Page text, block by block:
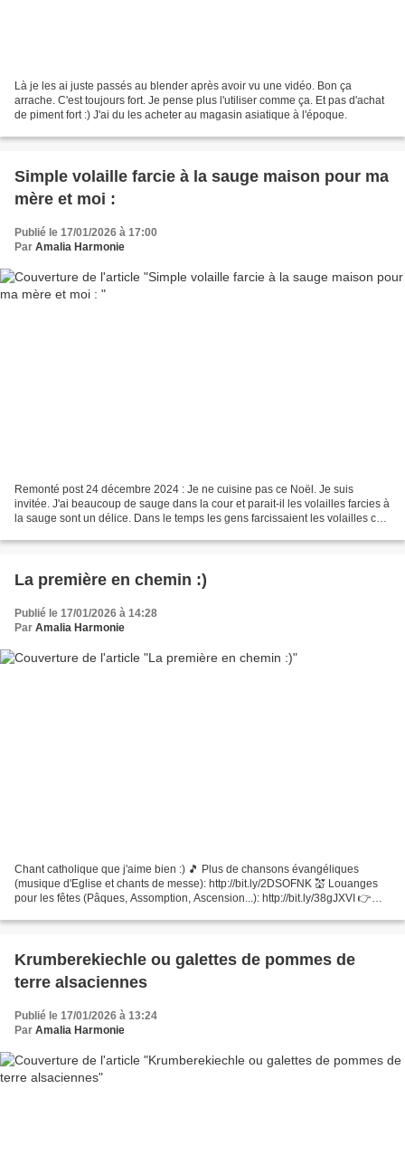
Là je les ai juste passés au blender après avoir vu une vidéo. Bon ça
arrache. C'est toujours fort. Je pense plus l'utiliser comme ça. Et pas d'achat
de piment fort :) J'ai du les acheter au magasin asiatique à l'époque.
Simple volaille farcie à la sauge maison pour ma
mère et moi :
Publié le 17/01/2026 à 17:00
Par Amalia Harmonie
Remonté post 24 décembre 2024 : Je ne cuisine pas ce Noël. Je suis
invitée. J'ai beaucoup de sauge dans la cour et parait-il les volailles farcies à
la sauge sont un délice. Dans le temps les gens farcissaient les volailles car
La première en chemin :)
Publié le 17/01/2026 à 14:28
Par Amalia Harmonie
Chant catholique que j'aime bien :) 🎵 Plus de chansons évangéliques
(musique d'Eglise et chants de messe): http://bit.ly/2DSOFNK 💒 Louanges
pour les fêtes (Pâques, Assomption, Ascension...): http://bit.ly/38gJXVI 👉
Krumberekiechle ou galettes de pommes de
terre alsaciennes
Publié le 17/01/2026 à 13:24
Par Amalia Harmonie